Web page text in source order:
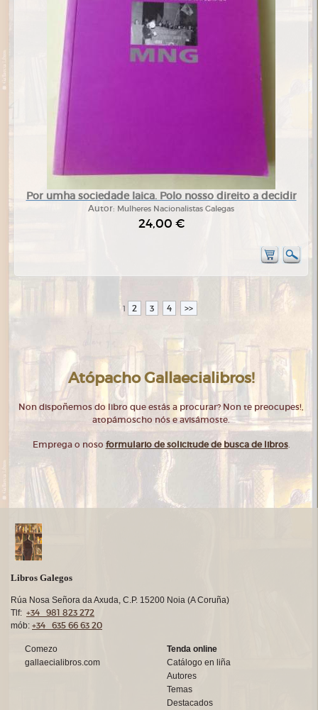
Por umha sociedade laica. Polo nosso direito a decidir
Autor: Mulheres Nacionalistas Galegas
24,00 €
1 2 3 4 >>
Atópacho Gallaecialibros!
Non dispoñemos do libro que estás a procurar? Non te preocupes!,
atopámoscho nós e avisámoste.
Emprega o noso formulario de solicitude de busca de libros.
Libros Galegos
Rúa Nosa Señora da Axuda, C.P. 15200 Noia (A Coruña)
Tlf: +34 981 823 272
mób: +34 635 66 63 20
Comezo
gallaecialibros.com
Tenda online
Catálogo en liña
Autores
Temas
Destacados